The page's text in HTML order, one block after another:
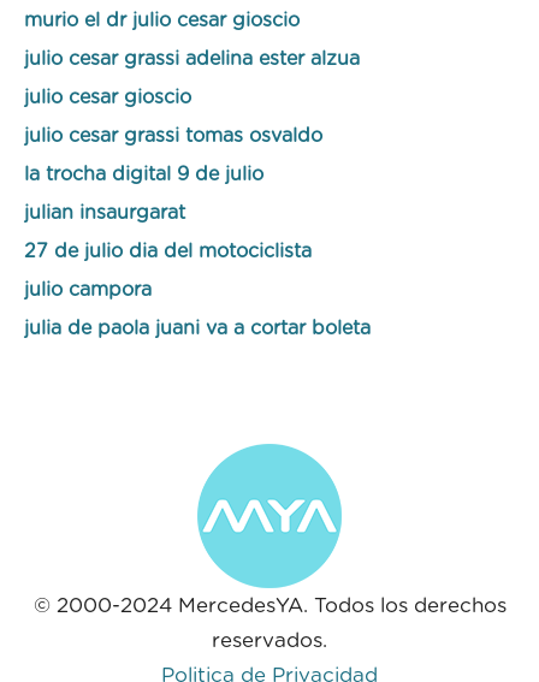
murio el dr julio cesar gioscio
julio cesar grassi adelina ester alzua
julio cesar gioscio
julio cesar grassi tomas osvaldo
la trocha digital 9 de julio
julian insaurgarat
27 de julio dia del motociclista
julio campora
julia de paola juani va a cortar boleta
© 2000-2024 MercedesYA. Todos los derechos
reservados.
Politica de Privacidad